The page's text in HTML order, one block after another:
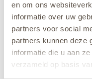
en om ons
informatie over uw
partners voor social
partners kunnen deze
informatie die u aan
verzameld op basis